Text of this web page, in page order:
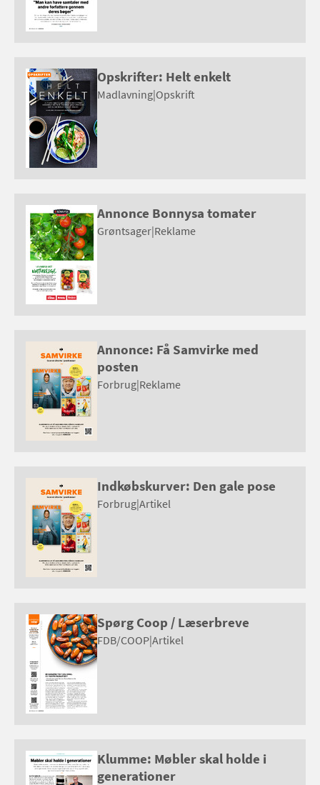
Opskrifter: Helt enkelt
Madlavning|Opskrift
Annonce Bonnysa tomater
Grøntsager|Reklame
Annonce: Få Samvirke med
posten
Forbrug|Reklame
Indkøbskurver: Den gale pose
Forbrug|Artikel
Spørg Coop / Læserbreve
FDB/COOP|Artikel
Klumme: Møbler skal holde i
generationer